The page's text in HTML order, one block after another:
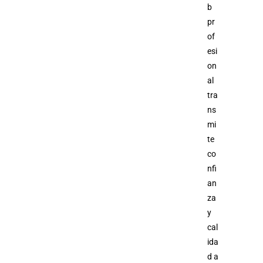
b
pr
of
esi
on
al
tra
ns
mi
te
co
nfi
an
za
y
cal
ida
d a